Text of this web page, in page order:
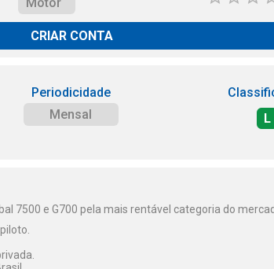
CRIAR CONTA
Periodicidade
Mensal
L
7500 e G700 pela mais rentável categoria do